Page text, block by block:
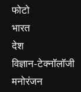
फोटो
भारत
देश
विज्ञान-टेक्नॉलॉजी
मनोरंजन